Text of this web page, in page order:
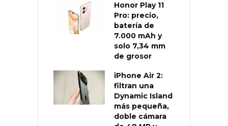
Honor Play 11
Pro: precio,
batería de
7.000 mAh y
solo 7,34 mm
de grosor
iPhone Air 2:
filtran una
Dynamic Island
más pequeña,
doble cámara